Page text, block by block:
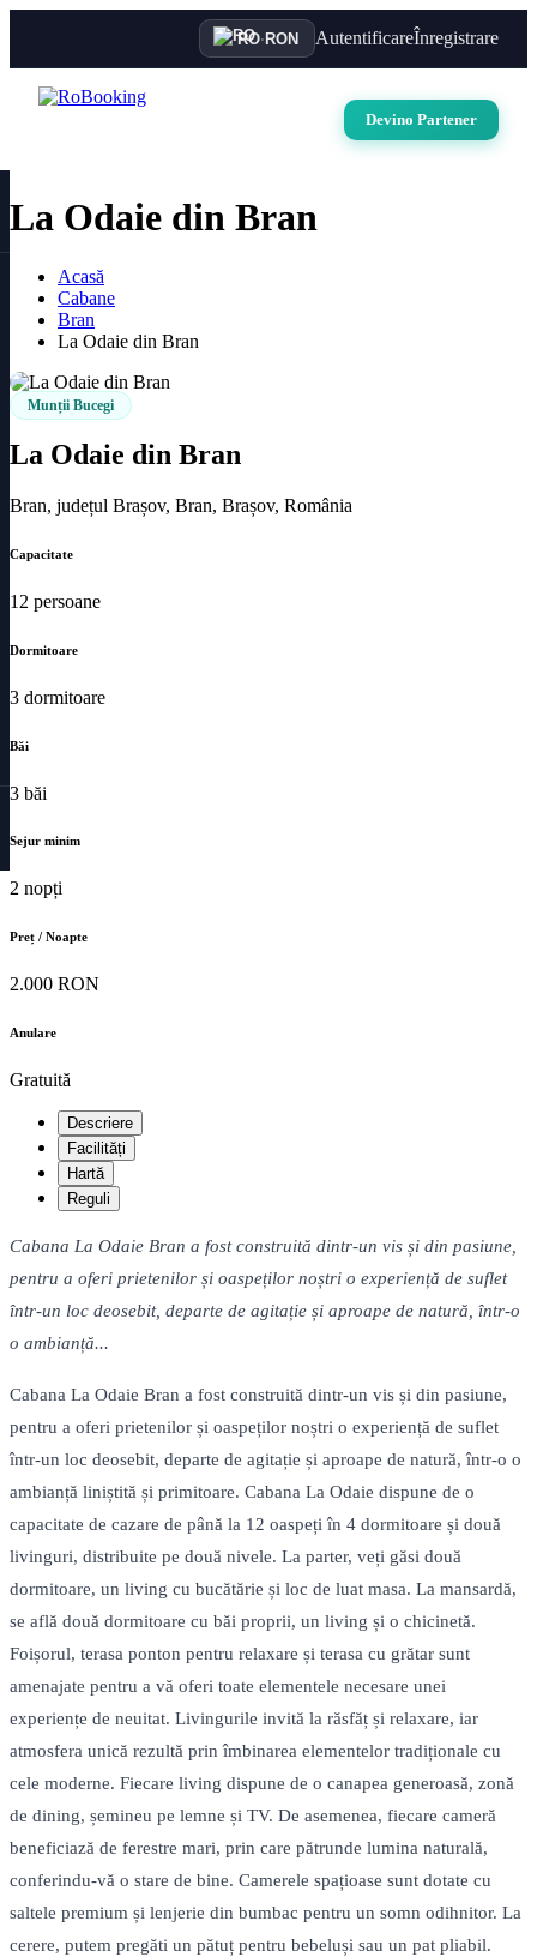
RO·RON AutentificareÎnregistrare
Devino Partener
La Odaie din Bran
Acasă
Cabane
Bran
La Odaie din Bran
Munții Bucegi
La Odaie din Bran
Bran, județul Brașov, Bran, Brașov, România
Capacitate
12 persoane
Dormitoare
3 dormitoare
Băi
3 băi
Sejur minim
2 nopți
Preț / Noapte
2.000 RON
Anulare
Gratuită
Descriere
Facilități
Hartă
Reguli
Cabana La Odaie Bran a fost construită dintr-un vis și din pasiune,
pentru a oferi prietenilor și oaspeților noștri o experiență de suflet
într-un loc deosebit, departe de agitație și aproape de natură, într-o
o ambianță...
Cabana La Odaie Bran a fost construită dintr-un vis și din pasiune,
pentru a oferi prietenilor și oaspeților noștri o experiență de suflet
într-un loc deosebit, departe de agitație și aproape de natură, într-o o
ambianță liniștită și primitoare. Cabana La Odaie dispune de o
capacitate de cazare de până la 12 oaspeți în 4 dormitoare și două
livinguri, distribuite pe două nivele. La parter, veți găsi două
dormitoare, un living cu bucătărie și loc de luat masa. La mansardă,
se află două dormitoare cu băi proprii, un living și o chicinetă.
Foișorul, terasa ponton pentru relaxare și terasa cu grătar sunt
amenajate pentru a vă oferi toate elementele necesare unei
experiențe de neuitat. Livingurile invită la răsfăț și relaxare, iar
atmosfera unică rezultă prin îmbinarea elementelor tradiționale cu
cele moderne. Fiecare living dispune de o canapea generoasă, zonă
de dining, șemineu pe lemne și TV. De asemenea, fiecare cameră
beneficiază de ferestre mari, prin care pătrunde lumina naturală,
conferindu-vă o stare de bine. Camerele spațioase sunt dotate cu
saltele premium și lenjerie din bumbac pentru un somn odihnitor. La
cerere, putem pregăti un pătuț pentru bebeluși sau un pat pliabil.